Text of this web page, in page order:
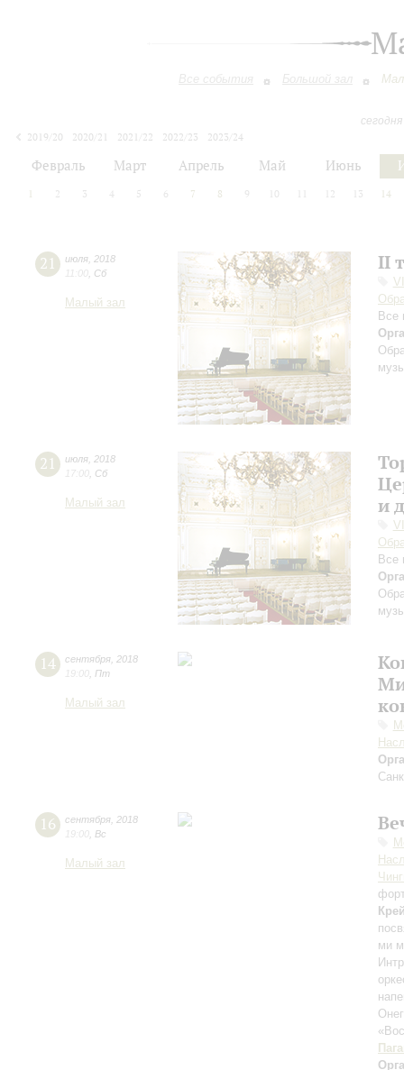
Все события Большой зал
2019/20
2020/21 2021/22 2022/23
2023/24
Февраль Март Апрель Май Июнь
1 2 3 4 5 6 7 8 9 10 12 13 14
21 июля 2018
11:00 Сб
Малый зал
II
Все
21 июля 2018
17:00 Сб
Малый зал
и
Все
14 сентября 2018
19:00 Пт
Малый зал
16 сентября 2018
19:00 Вс
Малый зал
ми